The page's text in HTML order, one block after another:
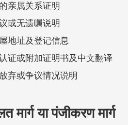
亲属关系证明
或无遗嘱说明
地址及登记信息
证或附加证明书及中文翻译
弃或争议情况说明
मार्ग या पंजीकरण मार्ग